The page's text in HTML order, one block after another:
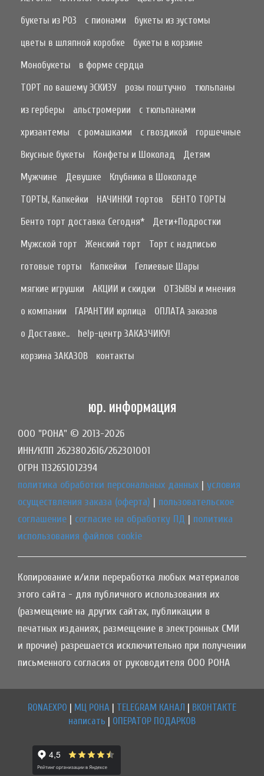
букеты из РОЗ
с пионами
букеты из эустомы
цветы в шляпной коробке
букеты в корзине
Монобукеты
в форме сердца
ТОРТ по вашему ЭСКИЗУ
розы поштучно
тюльпаны
из герберы
альстромерии
с тюльпанами
хризантемы
с ромашками с гвоздикой
горшечные
Вкусные букеты
Конфеты и Шоколад
Детям
Мужчине
Девушке
Клубника в Шоколаде
ТОРТЫ, Капкейки
НАЧИНКИ тортов
БЕНТО ТОРТЫ
Бенто торт доставка Сегодня*
Дети+Подростки
Мужской торт
Женский торт
Торт с надписью
готовые торты
Капкейки
Гелиевые Шары
мягкие игрушки
АКЦИИ и скидки
ОТЗЫВЫ и мнения
о компании
ГАРАНТИИ юрлица
ОПЛАТА заказов
о Доставке..
help-центр ЗАКАЗЧИКУ!
корзина ЗАКАЗОВ
контакты
юр. информация
ООО "РОНА" © 2013-2026
ИНН/КПП 2623802616/262301001
ОГРН 1132651012394
политика обработки персональных данных | условия
осуществления заказа (оферта) | пользовательское
соглашение | согласие на обработку ПД | политика
использования файлов cookie
Копирование и/или переработка любых материалов
этого сайта - для публичного использования их
(размещение на других сайтах, публикации в
печатных изданиях, размещение в электронных СМИ
и прочие) разрешается исключительно при получении
письменного согласия от руководителя ООО РОНА
RONAEXPO | МЦ РОНА | TELEGRAM КАНАЛ | ВКОНТАКТЕ
написать | ОПЕРАТОР ПОДАРКОВ